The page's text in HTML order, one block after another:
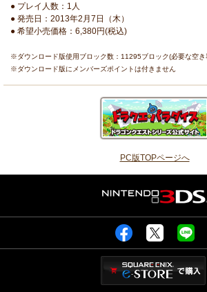
● プレイ人数：1人
● 発売日：2013年2月7日（木）
● 希望小売価格：6,380円(税込)
※ダウンロード版使用ブロック数：11295ブロック(必要な空
※ダウンロード版にメンバーズポイントは付きません
PC版TOPページへ